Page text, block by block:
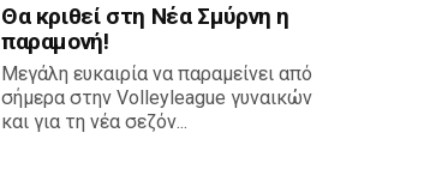
Θα κριθεί στη Νέα Σμύρνη η
παραμονή!
Μεγάλη ευκαιρία να παραμείνει από
σήμερα στην Volleyleague γυναικών
και για τη νέα σεζόν...